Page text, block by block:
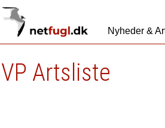
Nyheder &
VP Artsliste